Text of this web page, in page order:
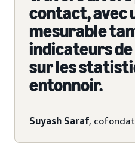
contact, avec
mesurable
indicateurs
sur les
entonnoir.
Suyash Saraf,